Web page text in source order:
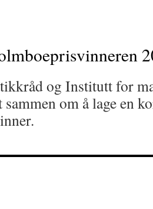
og Institutt for
om å lage en